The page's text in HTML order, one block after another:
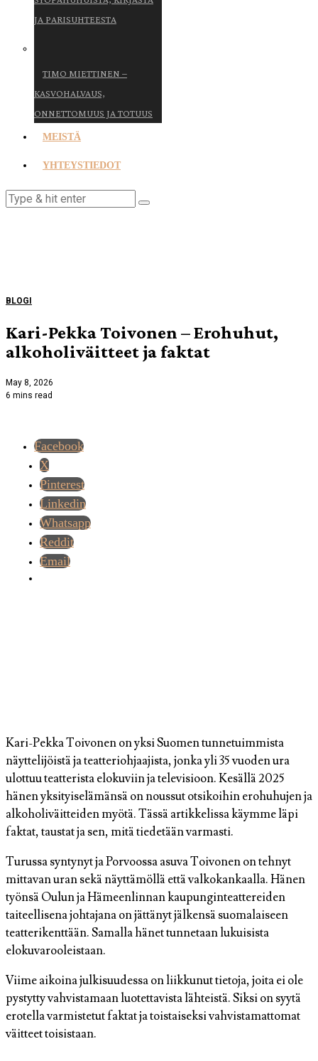
JA PARISUHTEESTA
TIMO MIETTINEN –
KASVOHALVAUS,
ONNETTOMUUS JA TOTUUS
MEISTÄ
YHTEYSTIEDOT
BLOGI
Kari-Pekka Toivonen – Erohuhut,
alkoholiväitteet ja faktat
May 8, 2026
6 mins read
Facebook
X
Pinterest
Linkedin
Whatsapp
Reddit
Email
Kari-Pekka Toivonen on yksi Suomen tunnetuimmista
näyttelijöistä ja teatteriohjaajista, jonka yli 35 vuoden ura
ulottuu teatterista elokuviin ja televisioon. Kesällä 2025
hänen yksityiselämänsä on noussut otsikoihin erohuhujen ja
alkoholiväitteiden myötä. Tässä artikkelissa käymme läpi
faktat, taustat ja sen, mitä tiedetään varmasti.
Turussa syntynyt ja Porvoossa asuva Toivonen on tehnyt
mittavan uran sekä näyttämöllä että valkokankaalla. Hänen
työnsä Oulun ja Hämeenlinnan kaupunginteattereiden
taiteellisena johtajana on jättänyt jälkensä suomalaiseen
teatterikenttään. Samalla hänet tunnetaan lukuisista
elokuvarooleistaan.
Viime aikoina julkisuudessa on liikkunut tietoja, joita ei ole
pystytty vahvistamaan luotettavista lähteistä. Siksi on syytä
erotella varmistetut faktat ja toistaiseksi vahvistamattomat
väitteet toisistaan.